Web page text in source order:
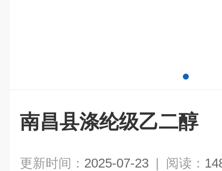
南昌县涤纶级乙二醇
更新时间： 2025-07-23 | 阅读：